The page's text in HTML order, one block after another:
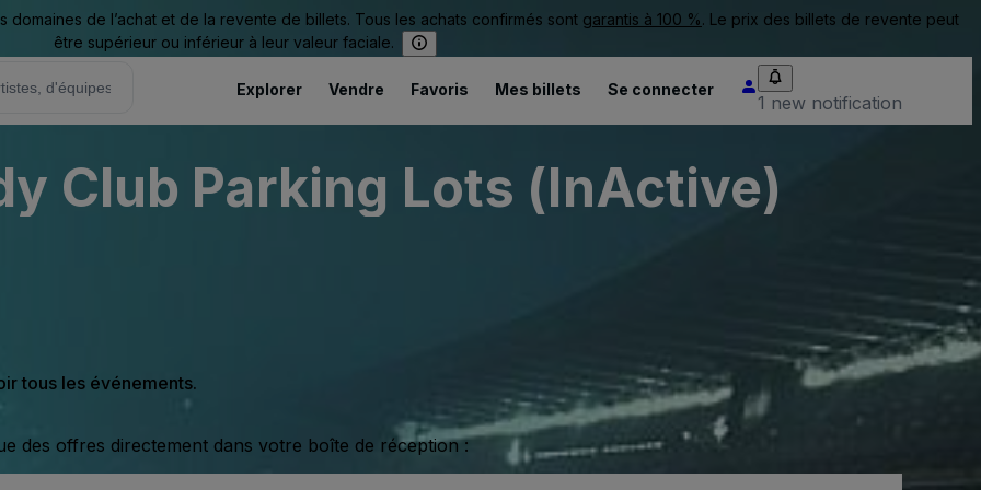
de l’achat et de la revente de billets. Tous les achats confirmés sont garantis à 100 %. Le prix des billets de revente peut
être supérieur ou inférieur à leur valeur faciale.
Explorer Vendre Favoris Mes billets Se connecter
1 new notification
Club Parking Lots (InActive)
tous les événements.
des offres directement dans votre boîte de réception :